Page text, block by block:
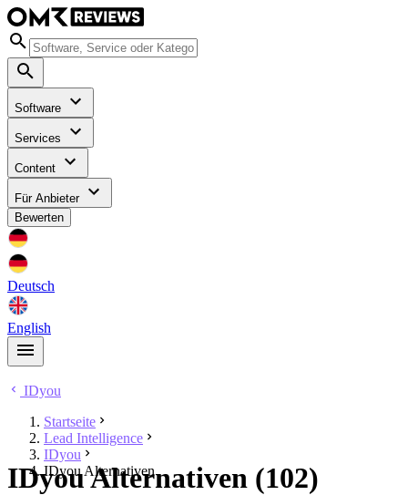
Software
Services
Content
Für Anbieter
Bewerten
Deutsch
English
IDyou
Startseite
Lead Intelligence
IDyou
IDyou Alternativen
IDyou Alternativen (102)